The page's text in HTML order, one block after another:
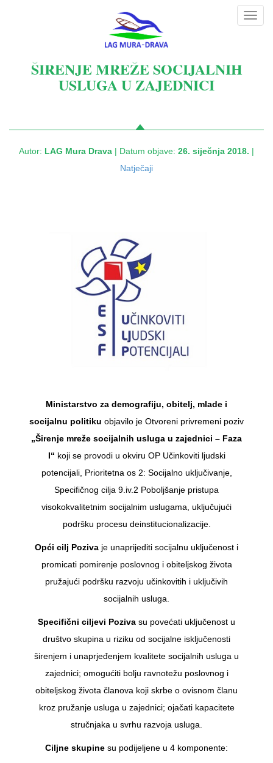
ŠIRENJE MREŽE SOCIJALNIH
USLUGA U ZAJEDNICI
Autor: LAG Mura Drava | Datum objave: 26. siječnja 2018. |
Natječaji
Ministarstvo za demografiju, obitelj, mlade i
socijalnu politiku objavilo je Otvoreni privremeni poziv
„Širenje mreže socijalnih usluga u zajednici – Faza
I“ koji se provodi u okviru OP Učinkoviti ljudski
potencijali, Prioritetna os 2: Socijalno uključivanje,
Specifičnog cilja 9.iv.2 Poboljšanje pristupa
visokokvalitetnim socijalnim uslugama, uključujući
podršku procesu deinstitucionalizacije.
Opći cilj Poziva je unaprijediti socijalnu uključenost i
promicati pomirenje poslovnog i obiteljskog života
pružajući podršku razvoju učinkovitih i uključivih
socijalnih usluga.
Specifični ciljevi Poziva su povećati uključenost u
društvo skupina u riziku od socijalne isključenosti
širenjem i unaprjeđenjem kvalitete socijalnih usluga u
zajednici; omogućiti bolju ravnotežu poslovnog i
obiteljskog života članova koji skrbe o ovisnom članu
kroz pružanje usluga u zajednici; ojačati kapacitete
stručnjaka u svrhu razvoja usluga.
Ciljne skupine su podijeljene u 4 komponente: